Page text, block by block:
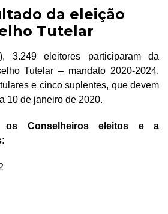
da eleição
Tutelar
3.249 eleitores participaram da
Tutelar – mandato 2020-2024.
e cinco suplentes, que devem
10 de janeiro de 2020.
os Conselheiros eleitos e a